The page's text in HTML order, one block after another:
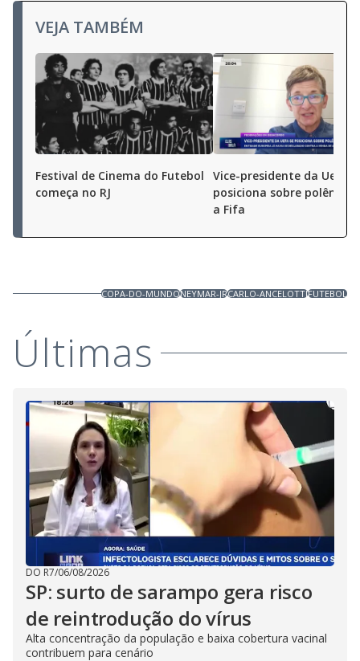
VEJA TAMBÉM
Festival de Cinema do Futebol
começa no RJ
Vice-presidente da Uefa
posiciona sobre polêmica
a Fifa
COPA-DO-MUNDONEYMAR-JRCARLO-ANCELOTTIFUTEBOL
Últimas
DO R7/06/08/2026
SP: surto de sarampo gera risco
de reintrodução do vírus
Alta concentração da população e baixa cobertura vacinal
contribuem para cenário